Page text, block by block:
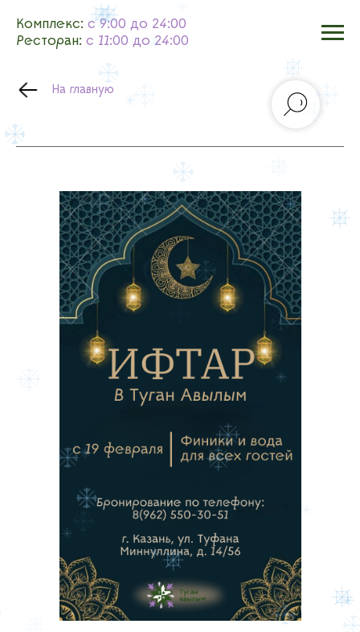
Комплекс: с 9:00 до 24:00
Ресторан: с 11:00 до 24:00
На главную